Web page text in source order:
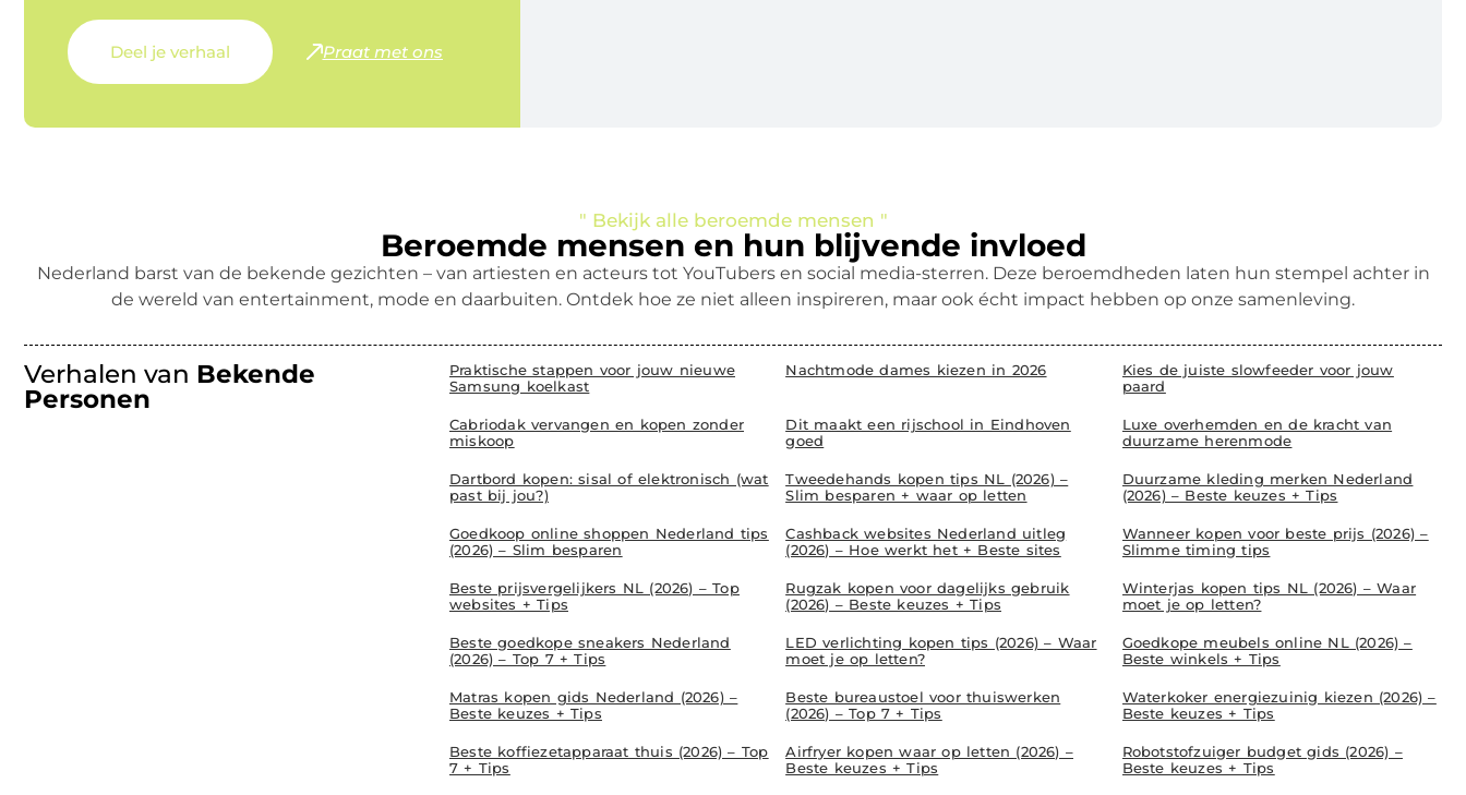
Deel je verhaal Praat met ons
" Bekijk alle beroemde mensen "
Beroemde mensen en hun blijvende invloed
Nederland barst van de bekende gezichten – van artiesten en acteurs tot YouTubers en social media-sterren. Deze beroemdheden laten hun stempel achter in
de wereld van entertainment, mode en daarbuiten. Ontdek hoe ze niet alleen inspireren, maar ook écht impact hebben op onze samenleving.
Verhalen van Bekende
Personen
Praktische stappen voor jouw nieuwe
Samsung koelkast
Nachtmode dames kiezen in 2026
Kies de juiste slowfeeder voor jouw
paard
Cabriodak vervangen en kopen zonder
miskoop
Dit maakt een rijschool in Eindhoven
goed
Luxe overhemden en de kracht van
duurzame herenmode
Dartbord kopen: sisal of elektronisch (wat
past bij jou?)
Tweedehands kopen tips NL (2026) –
Slim besparen + waar op letten
Duurzame kleding merken Nederland
(2026) – Beste keuzes + Tips
Goedkoop online shoppen Nederland tips
(2026) – Slim besparen
Cashback websites Nederland uitleg
(2026) – Hoe werkt het + Beste sites
Wanneer kopen voor beste prijs (2026) –
Slimme timing tips
Beste prijsvergelijkers NL (2026) – Top
websites + Tips
Rugzak kopen voor dagelijks gebruik
(2026) – Beste keuzes + Tips
Winterjas kopen tips NL (2026) – Waar
moet je op letten?
Beste goedkope sneakers Nederland
(2026) – Top 7 + Tips
LED verlichting kopen tips (2026) – Waar
moet je op letten?
Goedkope meubels online NL (2026) –
Beste winkels + Tips
Matras kopen gids Nederland (2026) –
Beste keuzes + Tips
Beste bureaustoel voor thuiswerken
(2026) – Top 7 + Tips
Waterkoker energiezuinig kiezen (2026) –
Beste keuzes + Tips
Beste koffiezetapparaat thuis (2026) – Top
7 + Tips
Airfryer kopen waar op letten (2026) –
Beste keuzes + Tips
Robotstofzuiger budget gids (2026) –
Beste keuzes + Tips